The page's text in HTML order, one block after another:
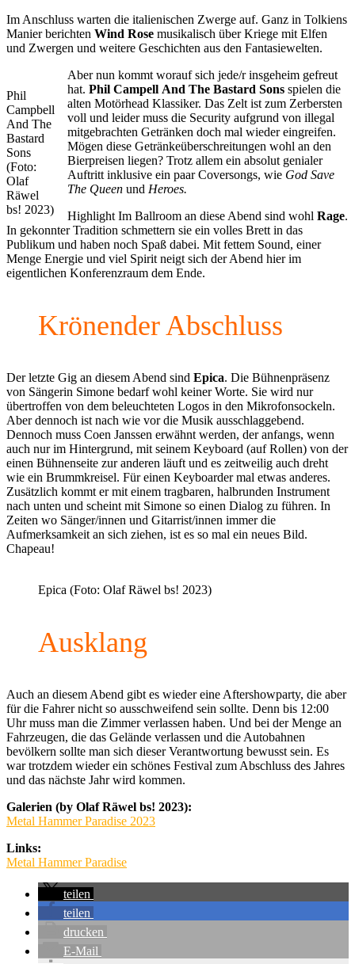
Im Anschluss warten die italienischen Zwerge auf. Ganz in Tolkiens
Manier berichten Wind Rose musikalisch über Kriege mit Elfen
und Zwergen und weitere Geschichten aus den Fantasiewelten.
Phil
Campbell
And The
Bastard
Sons
(Foto:
Olaf
Räwel
bs! 2023)
Aber nun kommt worauf sich jede/r insgeheim gefreut
hat. Phil Campell And The Bastard Sons spielen die
alten Motörhead Klassiker. Das Zelt ist zum Zerbersten
voll und leider muss die Security aufgrund von illegal
mitgebrachten Getränken doch mal wieder eingreifen.
Mögen diese Getränkeüberschreitungen wohl an den
Bierpreisen liegen? Trotz allem ein absolut genialer
Auftritt inklusive ein paar Coversongs, wie God Save
The Queen und Heroes.
Highlight Im Ballroom an diese Abend sind wohl Rage.
In gekonnter Tradition schmettern sie ein volles Brett in das
Publikum und haben noch Spaß dabei. Mit fettem Sound, einer
Menge Energie und viel Spirit neigt sich der Abend hier im
eigentlichen Konferenzraum dem Ende.
Krönender Abschluss
Der letzte Gig an diesem Abend sind Epica. Die Bühnenpräsenz
von Sängerin Simone bedarf wohl keiner Worte. Sie wird nur
übertroffen von dem beleuchteten Logos in den Mikrofonsockeln.
Aber dennoch ist nach wie vor die Musik ausschlaggebend.
Dennoch muss Coen Janssen erwähnt werden, der anfangs, wenn
auch nur im Hintergrund, mit seinem Keyboard (auf Rollen) von der
einen Bühnenseite zur anderen läuft und es zeitweilig auch dreht
wie ein Brummkreisel. Für einen Keyboarder mal etwas anderes.
Zusätzlich kommt er mit einem tragbaren, halbrunden Instrument
nach unten und scheint mit Simone so einen Dialog zu führen. In
Zeiten wo Sänger/innen und Gitarrist/innen immer die
Aufmerksamkeit an sich ziehen, ist es so mal ein neues Bild.
Chapeau!
Epica (Foto: Olaf Räwel bs! 2023)
Ausklang
Auch an diesem Abend gibt es wieder eine Aftershowparty, die aber
für die Fahrer nicht so ausschweifend sein sollte. Denn bis 12:00
Uhr muss man die Zimmer verlassen haben. Und bei der Menge an
Fahrzeugen, die das Gelände verlassen und die Autobahnen
bevölkern sollte man sich dieser Verantwortung bewusst sein. Es
war trotzdem wieder ein schönes Festival zum Abschluss des Jahres
und das nächste Jahr wird kommen.
Galerien (by Olaf Räwel bs! 2023):
Metal Hammer Paradise 2023
Links:
Metal Hammer Paradise
teilen
teilen
drucken
E-Mail